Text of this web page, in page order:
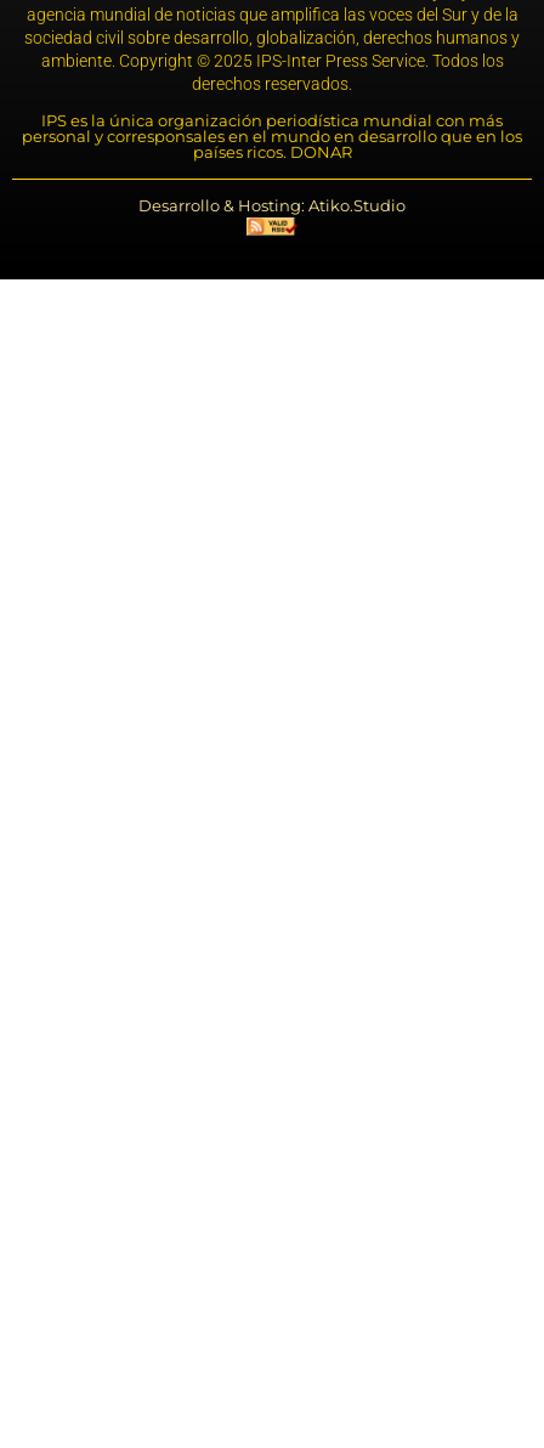
agencia mundial de noticias que amplifica las voces del Sur y de la
sociedad civil sobre desarrollo, globalización, derechos humanos y
ambiente. Copyright © 2025 IPS-Inter Press Service. Todos los
derechos reservados.
IPS es la única organización periodística mundial con más
personal y corresponsales en el mundo en desarrollo que en los
países ricos. DONAR
Desarrollo & Hosting: Atiko.Studio